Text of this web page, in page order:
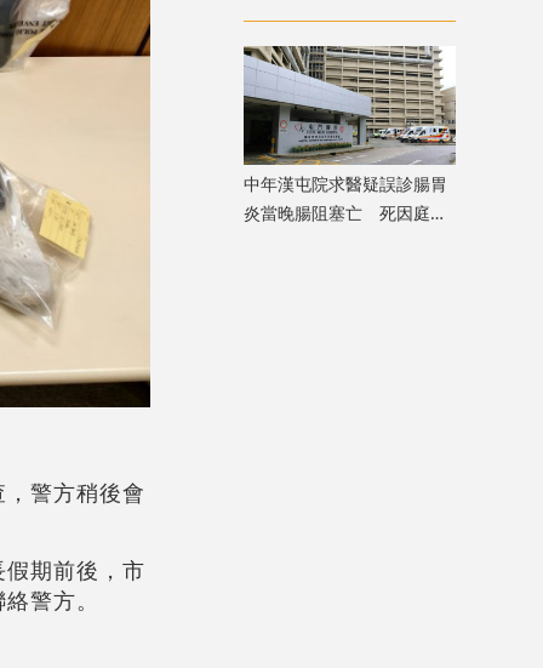
警方稍後會
期前後，市
警方。
年
中年漢屯院求醫疑誤診腸胃
炎當晚腸阻塞亡 死因庭展